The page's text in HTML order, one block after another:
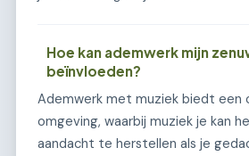
Hoe kan ademwerk mijn
beïnvloeden?
Ademwerk met muziek biedt een
omgeving, waarbij muziek je kan
aandacht te herstellen als je